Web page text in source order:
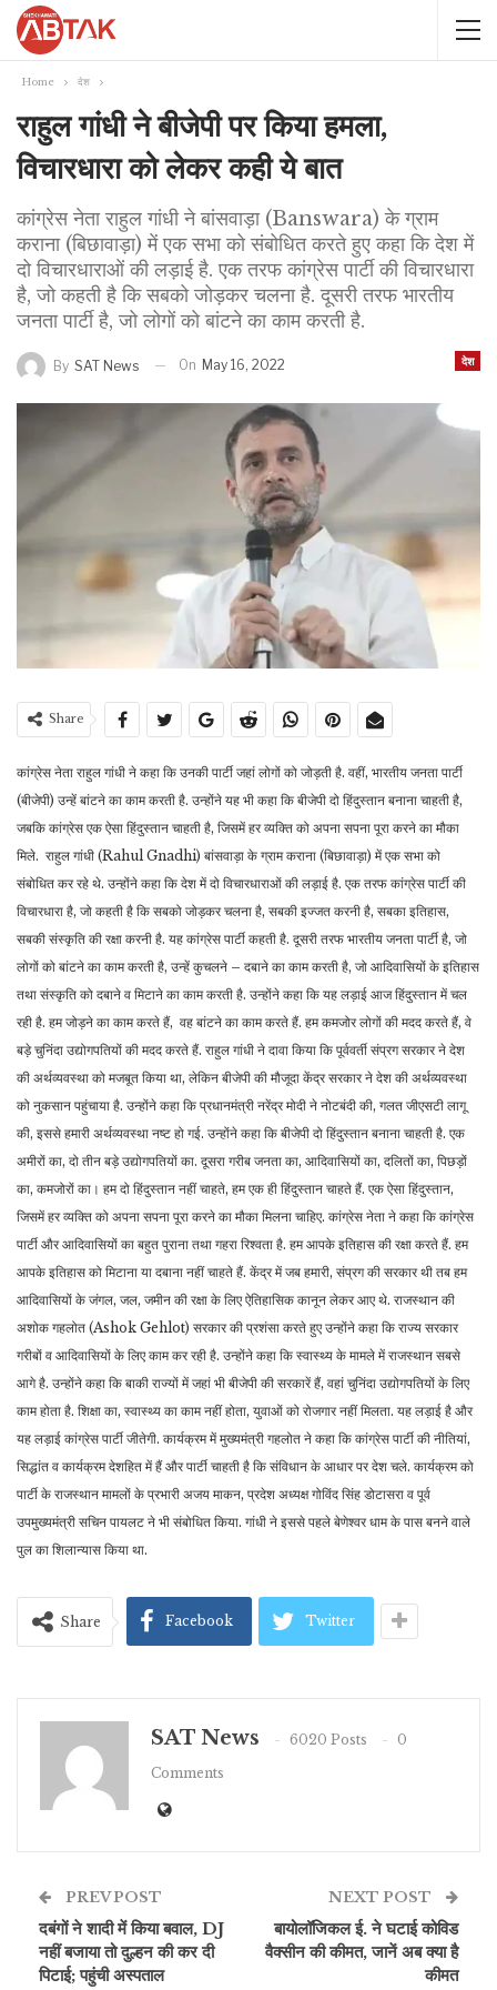
Home देश
राहुल गांधी ने बीजेपी पर किया हमला,
विचारधारा को लेकर कही ये बात
कांग्रेस नेता राहुल गांधी ने बांसवाड़ा (Banswara) के ग्राम
कराना (बिछावाड़ा) में एक सभा को संबोधित करते हुए कहा कि देश में
दो विचारधाराओं की लड़ाई है. एक तरफ कांग्रेस पार्टी की विचारधारा
है, जो कहती है कि सबको जोड़कर चलना है. दूसरी तरफ भारतीय
जनता पार्टी है, जो लोगों को बांटने का काम करती है.
देश
By SAT News On May 16, 2022
Share
कांग्रेस नेता राहुल गांधी ने कहा कि उनकी पार्टी जहां लोगों को जोड़ती है. वहीं, भारतीय जनता पार्टी
(बीजेपी) उन्हें बांटने का काम करती है. उन्होंने यह भी कहा कि बीजेपी दो हिंदुस्तान बनाना चाहती है,
जबकि कांग्रेस एक ऐसा हिंदुस्तान चाहती है, जिसमें हर व्यक्ति को अपना सपना पूरा करने का मौका
मिले. राहुल गांधी (Rahul Gnadhi) बांसवाड़ा के ग्राम कराना (बिछावाड़ा) में एक सभा को
संबोधित कर रहे थे. उन्होंने कहा कि देश में दो विचारधाराओं की लड़ाई है. एक तरफ कांग्रेस पार्टी की
विचारधारा है, जो कहती है कि सबको जोड़कर चलना है, सबकी इज्जत करनी है, सबका इतिहास,
सबकी संस्कृति की रक्षा करनी है. यह कांग्रेस पार्टी कहती है. दूसरी तरफ भारतीय जनता पार्टी है, जो
लोगों को बांटने का काम करती है, उन्हें कुचलने – दबाने का काम करती है, जो आदिवासियों के इतिहास
तथा संस्कृति को दबाने व मिटाने का काम करती है. उन्होंने कहा कि यह लड़ाई आज हिंदुस्तान में चल
रही है. हम जोड़ने का काम करते हैं, वह बांटने का काम करते हैं. हम कमजोर लोगों की मदद करते हैं, वे
बड़े चुनिंदा उद्योगपतियों की मदद करते हैं. राहुल गांधी ने दावा किया कि पूर्ववर्ती संप्रग सरकार ने देश
की अर्थव्यवस्था को मजबूत किया था, लेकिन बीजेपी की मौजूदा केंद्र सरकार ने देश की अर्थव्यवस्था
को नुकसान पहुंचाया है. उन्होंने कहा कि प्रधानमंत्री नरेंद्र मोदी ने नोटबंदी की, गलत जीएसटी लागू
की, इससे हमारी अर्थव्यवस्था नष्ट हो गई. उन्होंने कहा कि बीजेपी दो हिंदुस्तान बनाना चाहती है. एक
अमीरों का, दो तीन बड़े उद्योगपतियों का. दूसरा गरीब जनता का, आदिवासियों का, दलितों का, पिछड़ों
का, कमजोरों का। हम दो हिंदुस्तान नहीं चाहते, हम एक ही हिंदुस्तान चाहते हैं. एक ऐसा हिंदुस्तान,
जिसमें हर व्यक्ति को अपना सपना पूरा करने का मौका मिलना चाहिए. कांग्रेस नेता ने कहा कि कांग्रेस
पार्टी और आदिवासियों का बहुत पुराना तथा गहरा रिश्वता है. हम आपके इतिहास की रक्षा करते हैं. हम
आपके इतिहास को मिटाना या दबाना नहीं चाहते हैं. केंद्र में जब हमारी, संप्रग की सरकार थी तब हम
आदिवासियों के जंगल, जल, जमीन की रक्षा के लिए ऐतिहासिक कानून लेकर आए थे. राजस्थान की
अशोक गहलोत (Ashok Gehlot) सरकार की प्रशंसा करते हुए उन्होंने कहा कि राज्य सरकार
गरीबों व आदिवासियों के लिए काम कर रही है. उन्होंने कहा कि स्वास्थ्य के मामले में राजस्थान सबसे
आगे है. उन्होंने कहा कि बाकी राज्यों में जहां भी बीजेपी की सरकारें हैं, वहां चुनिंदा उद्योगपतियों के लिए
काम होता है. शिक्षा का, स्वास्थ्य का काम नहीं होता, युवाओं को रोजगार नहीं मिलता. यह लड़ाई है और
यह लड़ाई कांग्रेस पार्टी जीतेगी. कार्यक्रम में मुख्यमंत्री गहलोत ने कहा कि कांग्रेस पार्टी की नीतियां,
सिद्धांत व कार्यक्रम देशहित में हैं और पार्टी चाहती है कि संविधान के आधार पर देश चले. कार्यक्रम को
पार्टी के राजस्थान मामलों के प्रभारी अजय माकन, प्रदेश अध्यक्ष गोविंद सिंह डोटासरा व पूर्व
उपमुख्यमंत्री सचिन पायलट ने भी संबोधित किया. गांधी ने इससे पहले बेणेश्वर धाम के पास बनने वाले
पुल का शिलान्यास किया था.
Share Facebook Twitter
SAT News 6020 Posts
0
Comments
PREV POST
दबंगों ने शादी में किया बवाल, DJ
नहीं बजाया तो दुल्हन की कर दी
पिटाई; पहुंची अस्पताल
NEXT POST
बायोलॉजिकल ई. ने घटाई कोविड
वैक्सीन की कीमत, जानें अब क्या है
कीमत